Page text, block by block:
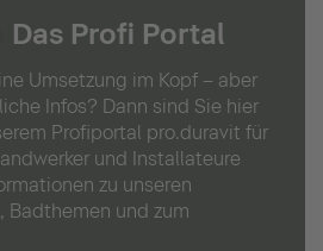
Das Profi Portal
Umsetzung im Kopf – aber
Infos? Dann sind Sie hier
Profiportal pro.duravit für
und Installateure
zu unseren
Badthemen und zum